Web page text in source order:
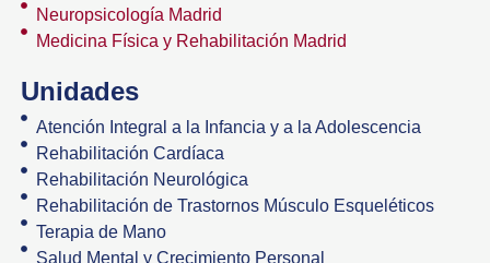
Neuropsicología Madrid
Medicina Física y Rehabilitación Madrid
Unidades
Atención Integral a la Infancia y a la Adolescencia
Rehabilitación Cardíaca
Rehabilitación Neurológica
Rehabilitación de Trastornos Músculo Esqueléticos
Terapia de Mano
Salud Mental y Crecimiento Personal